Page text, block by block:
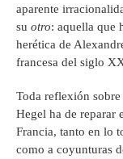
aparente
su otro: aquella que
herética de
francesa del siglo
Toda reflexión
Hegel ha de reparar
Francia, tanto en lo
como a coyunturas